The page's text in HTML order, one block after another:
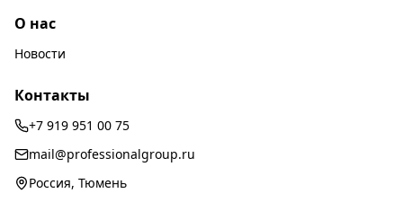
О нас
Новости
Контакты
+7 919 951 00 75
mail@professionalgroup.ru
Россия, Тюмень